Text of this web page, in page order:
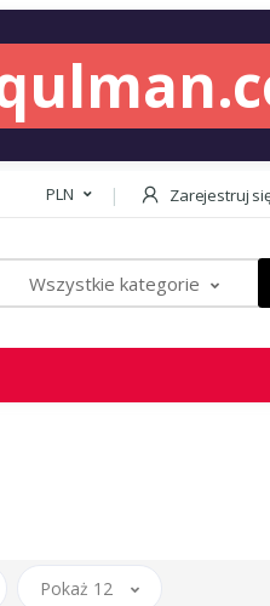
PLN Zarejestruj
Wszystkie kategorie
Pokaż 12